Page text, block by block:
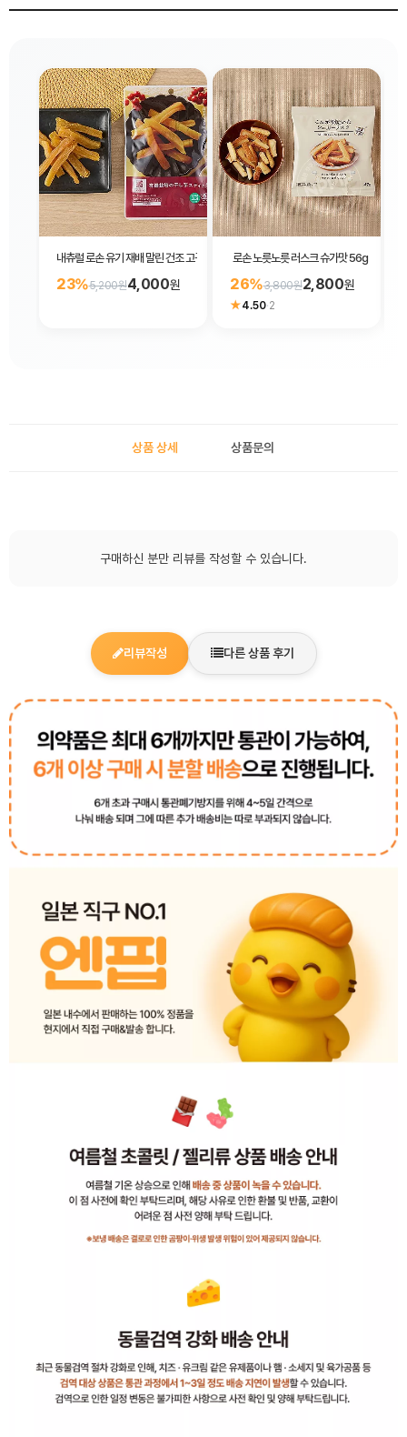
내츄럴 로손 유기 재배 말린 건조 고구마 스틱 64g
23%5,200원4,000원
로손 노릇노릇 러스크 슈가맛 56g
26%3,800원2,800원
★4.50·2
상품 상세 상품문의
구매하신 분만 리뷰를 작성할 수 있습니다.
리뷰작성 다른 상품 후기